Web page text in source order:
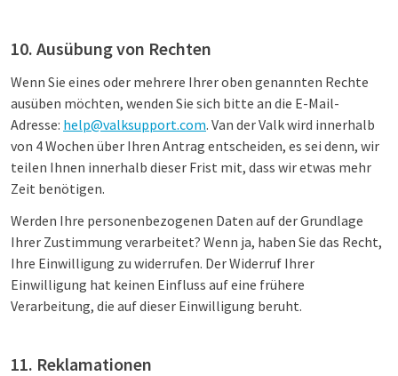
10. Ausübung von Rechten
Wenn Sie eines oder mehrere Ihrer oben genannten Rechte
ausüben möchten, wenden Sie sich bitte an die E-Mail-
Adresse: help@valksupport.com. Van der Valk wird innerhalb
von 4 Wochen über Ihren Antrag entscheiden, es sei denn, wir
teilen Ihnen innerhalb dieser Frist mit, dass wir etwas mehr
Zeit benötigen.
Werden Ihre personenbezogenen Daten auf der Grundlage
Ihrer Zustimmung verarbeitet? Wenn ja, haben Sie das Recht,
Ihre Einwilligung zu widerrufen. Der Widerruf Ihrer
Einwilligung hat keinen Einfluss auf eine frühere
Verarbeitung, die auf dieser Einwilligung beruht.
11. Reklamationen